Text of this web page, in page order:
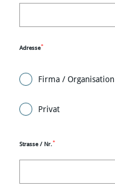
Adresse*
Firma / Organisation
Privat
Strasse / Nr. *